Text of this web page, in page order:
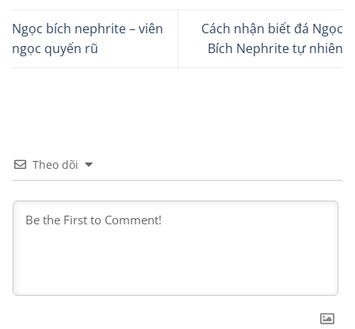
Ngọc bích nephrite – viên
ngọc quyến rũ
Cách nhận biết đá Ngọc
Bích Nephrite tự nhiên
Theo dõi